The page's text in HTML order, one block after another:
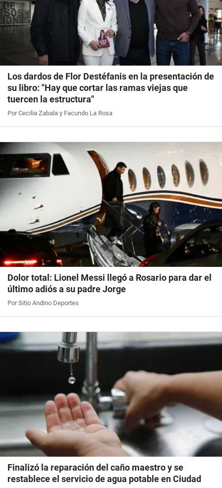
Los dardos de Flor Destéfanis en la presentación de
su libro: "Hay que cortar las ramas viejas que
tuercen la estructura"
Por Cecilia Zabala y Facundo La Rosa
Dolor total: Lionel Messi llegó a Rosario para dar el
último adiós a su padre Jorge
Por Sitio Andino Deportes
Finalizó la reparación del caño maestro y se
restablece el servicio de agua potable en Ciudad